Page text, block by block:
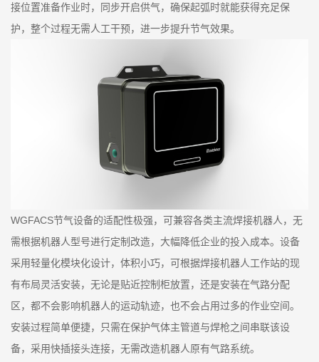
接位置准备作业时，同步开启供气，确保起弧时就能获得充足保
护，整个过程无需人工干预，进一步提升节气效果。
WGFACS节气设备的适配性极强，可兼容各类主流焊接机器人，无
需根据机器人型号进行定制改造，大幅降低企业的投入成本。设备
采用轻量化模块化设计，体积小巧，可根据焊接机器人工作站的现
有布局灵活安装，无论是贴近控制柜放置，还是安装在气路分配
区，都不会影响机器人的运动轨迹，也不会占用过多的作业空间。
安装过程简单便捷，只需在保护气体主管道与焊枪之间串联该设
备，采用快插接头连接，无需改造机器人原有气路系统。